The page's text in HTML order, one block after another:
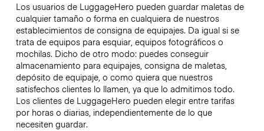
Los usuarios de LuggageHero pueden guardar maletas de
cualquier tamaño o forma en cualquiera de nuestros
establecimientos de consigna de equipajes. Da igual si se
trata de equipos para esquiar, equipos fotográficos o
mochilas. Dicho de otro modo: puedes conseguir
almacenamiento para equipajes, consigna de maletas,
depósito de equipaje, o como quiera que nuestros
satisfechos clientes lo llamen, ya que lo admitimos todo.
Los clientes de LuggageHero pueden elegir entre tarifas
por horas o diarias, independientemente de lo que
necesiten guardar.